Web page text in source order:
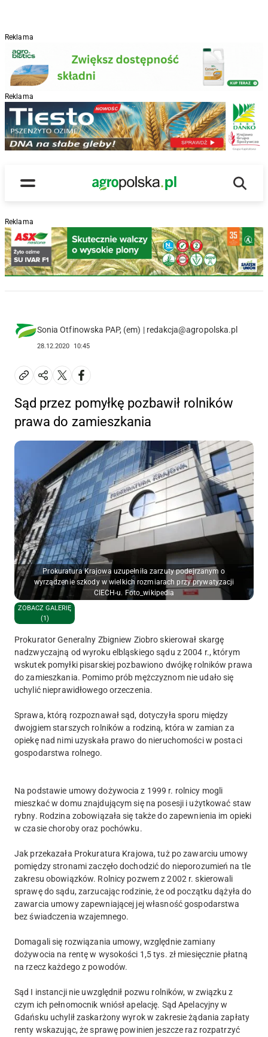
Reklama
Reklama
Menu
Main Logo
Reklama
Sonia Otfinowska PAP, (em) | redakcja@agropolska.pl
28.12.2020 10:45
Sąd przez pomyłkę pozbawił rolników
prawa do zamieszkania
Prokuratura Krajowa uzupełniła zarzuty podejrzanym o
wyrządzenie szkody w wielkich rozmiarach przy prywatyzacji
CIECH-u. Foto_wikipedia
ZOBACZ GALERIĘ
(1)
Prokurator Generalny Zbigniew Ziobro skierował skargę
nadzwyczajną od wyroku elbląskiego sądu z 2004 r., którym
wskutek pomyłki pisarskiej pozbawiono dwójkę rolników prawa
do zamieszkania. Pomimo prób mężczyznom nie udało się
uchylić nieprawidłowego orzeczenia.
Sprawa, którą rozpoznawał sąd, dotyczyła sporu między
dwojgiem starszych rolników a rodziną, która w zamian za
opiekę nad nimi uzyskała prawo do nieruchomości w postaci
gospodarstwa rolnego.
Na podstawie umowy dożywocia z 1999 r. rolnicy mogli
mieszkać w domu znajdującym się na posesji i użytkować staw
rybny. Rodzina zobowiązała się także do zapewnienia im opieki
w czasie choroby oraz pochówku.
Jak przekazała Prokuratura Krajowa, tuż po zawarciu umowy
pomiędzy stronami zaczęło dochodzić do nieporozumień na tle
zakresu obowiązków. Rolnicy pozwem z 2002 r. skierowali
sprawę do sądu, zarzucając rodzinie, że od początku dążyła do
zawarcia umowy zapewniającej jej własność gospodarstwa
bez świadczenia wzajemnego.
Domagali się rozwiązania umowy, względnie zamiany
dożywocia na rentę w wysokości 1,5 tys. zł miesięcznie płatną
na rzecz każdego z powodów.
Sąd I instancji nie uwzględnił pozwu rolników, w związku z
czym ich pełnomocnik wniósł apelację. Sąd Apelacyjny w
Gdańsku uchylił zaskarżony wyrok w zakresie żądania zapłaty
renty wskazując, że sprawę powinien jeszcze raz rozpatrzyć